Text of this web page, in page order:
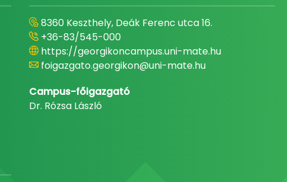
8360 Keszthely, Deák Ferenc utca 16.
+36-83/545-000
https://georgikoncampus.uni-mate.hu
foigazgato.georgikon@uni-mate.hu
Campus-főigazgató
Dr. Rózsa László